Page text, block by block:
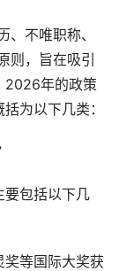
、不唯职称、
则，旨在吸引
2026年的政策
为以下几类：
要包括以下几
奖等国际大奖获